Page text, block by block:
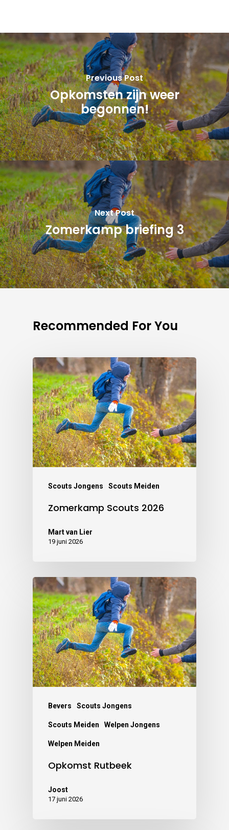
Previous Post
Opkomsten zijn weer
begonnen!
Next Post
Zomerkamp briefing 3
Recommended For You
Scouts Jongens Scouts Meiden
Zomerkamp Scouts 2026
Mart van Lier
19 juni 2026
Bevers Scouts Jongens
Scouts Meiden Welpen Jongens
Welpen Meiden
Opkomst Rutbeek
Joost
17 juni 2026